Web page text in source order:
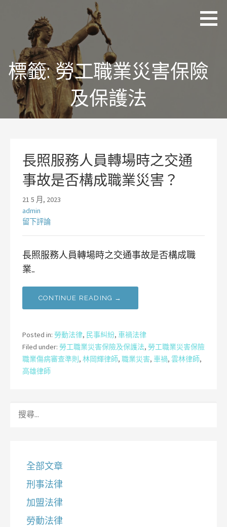
法
律
事
務
所
林
律
熱
情、
同理
及完
標籤:勞工職業災害保險
及保護法
長照服務人員轉場時之交通
事故是否構成職業災害？
21 5 月, 2023
admin
留下評論
長照服務人員轉場時之交通事故是否構成職
業…
CONTINUE READING →
Posted in: 勞動法律, 民事糾紛, 車禍法律
Filed under: 勞工職業災害保險及保護法, 勞工職業災害保險
職業傷病審查準則, 林岡輝律師, 職業災害, 車禍, 雲林律師,
高雄律師
全部文章
刑事法律
加盟法律
勞動法律